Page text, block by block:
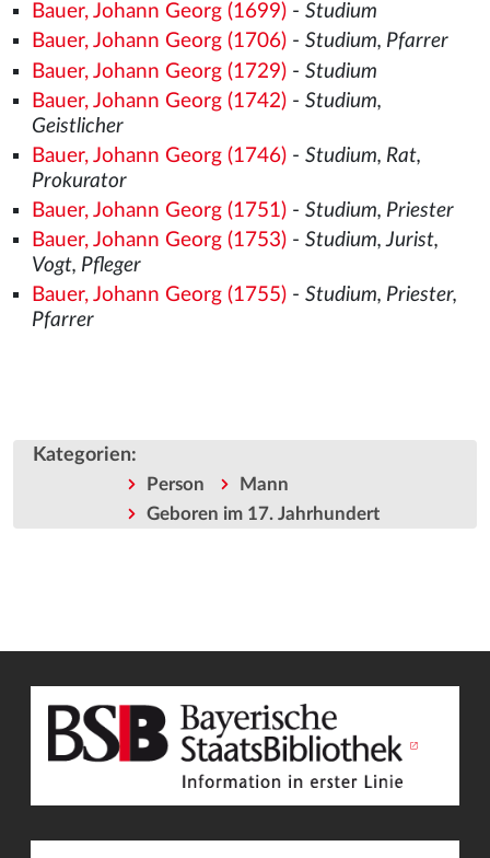
Bauer, Johann Georg (1699)- Studium
Bauer, Johann Georg (1706)- Studium, Pfarrer
Bauer, Johann Georg (1729)- Studium
Bauer, Johann Georg (1742)- Studium,
Geistlicher
Bauer, Johann Georg (1746)- Studium, Rat,
Prokurator
Bauer, Johann Georg (1751)- Studium, Priester
Bauer, Johann Georg (1753)- Studium, Jurist,
Vogt, Pfleger
Bauer, Johann Georg (1755)- Studium, Priester,
Pfarrer
Kategorien:
Person
Mann
Geboren im 17. Jahrhundert